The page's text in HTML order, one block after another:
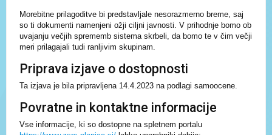
Morebitne prilagoditve bi predstavljale nesorazmerno breme, saj
so ti dokumenti namenjeni ožji ciljni javnosti. V prihodnje bomo ob
uvajanju večjih sprememb sistema skrbeli, da bomo te v čim večji
meri prilagajali tudi ranljivim skupinam.
Priprava izjave o dostopnosti
Ta izjava je bila pripravljena 14.4.2023 na podlagi samoocene.
Povratne in kontaktne informacije
Vse informacije, ki so dostopne na spletnem portalu